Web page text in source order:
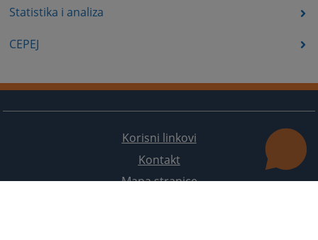
Statistika i analiza
CEPEJ
Korisni linkovi
Kontakt
Mapa stranice